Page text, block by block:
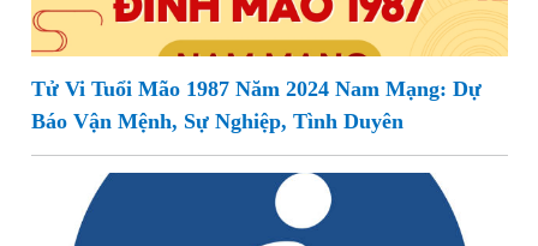
Tử Vi Tuổi Mão 1987 Năm 2024 Nam Mạng: Dự
Báo Vận Mệnh, Sự Nghiệp, Tình Duyên